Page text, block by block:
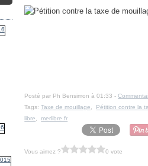
Posté par Ph Bensimon à 01:33 -
Tags:Taxe de mouillage Pétition contre la
libre
,merlibre.fr
Vous aimez ? 0 vote